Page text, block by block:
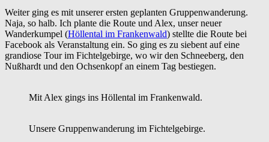
Weiter ging es mit unserer ersten geplanten Gruppenwanderung.
Naja, so halb. Ich plante die Route und Alex, unser neuer
Wanderkumpel (Höllental im Frankenwald) stellte die Route bei
Facebook als Veranstaltung ein. So ging es zu siebent auf eine
grandiose Tour im Fichtelgebirge, wo wir den Schneeberg, den
Nußhardt und den Ochsenkopf an einem Tag bestiegen.
Mit Alex gings ins Höllental im Frankenwald.
Unsere Gruppenwanderung im Fichtelgebirge.